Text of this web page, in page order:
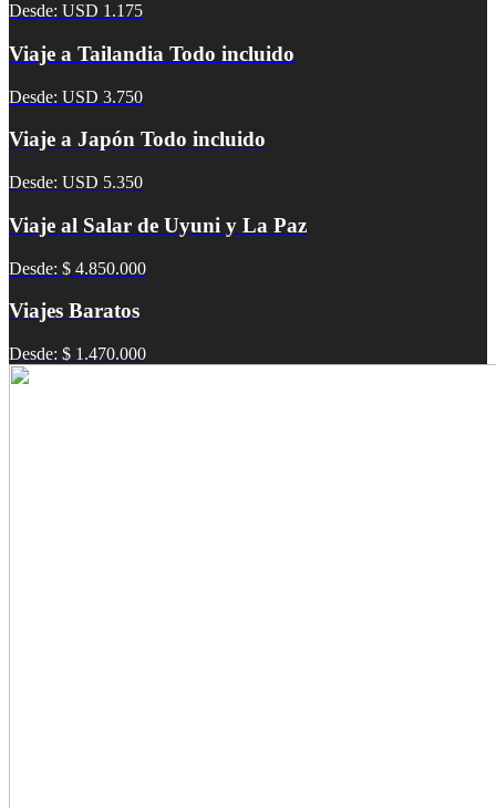
Desde: USD 1.175
Viaje a Tailandia Todo incluido
Desde: USD 3.750
Viaje a Japón Todo incluido
Desde: USD 5.350
Viaje al Salar de Uyuni y La Paz
Desde: $ 4.850.000
Viajes Baratos
Desde: $ 1.470.000